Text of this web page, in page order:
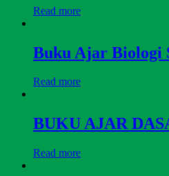
Read more
Buku Ajar Biologi
Read more
BUKU AJAR
Read more